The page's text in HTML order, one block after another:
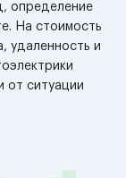
определение
На стоимость
удаленность и
от ситуации